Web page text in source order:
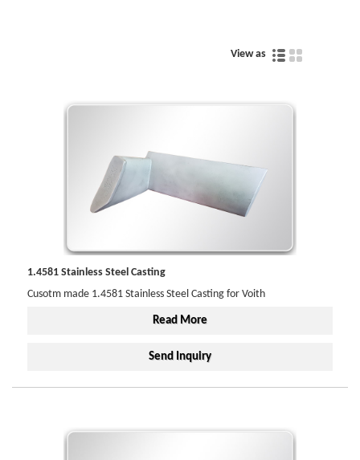
View as
1.4581 Stainless Steel Casting
Cusotm made 1.4581 Stainless Steel Casting for Voith
Read More
Send Inquiry